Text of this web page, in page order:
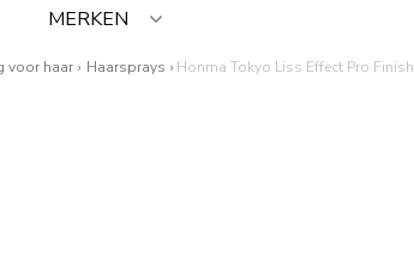
MERKEN
voor haar › Haarsprays › Honma Tokyo Liss Effect Pro Finish